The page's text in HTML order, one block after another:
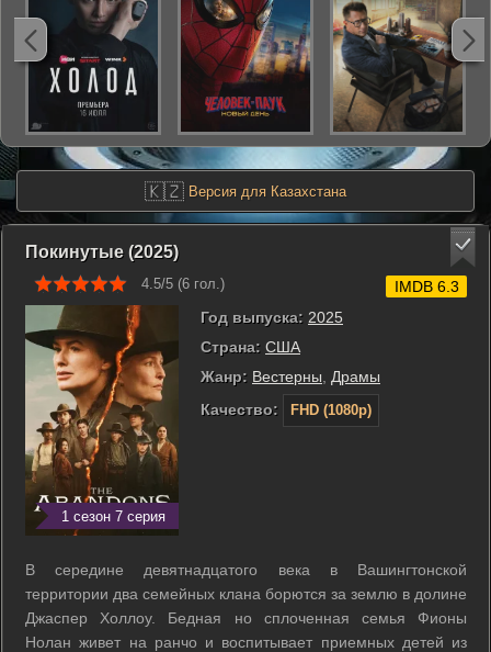
🇰🇿 Версия для Казахстана
Покинутые (2025)
4.5/5 (6 гол.)
1 сезон 7 серия
Год выпуска: 2025
Страна: США
Жанр: Вестерны
Драмы
Качество:
FHD (1080p)
IMDB 6.3
В середине девятнадцатого века в Вашингтонской
территории два семейных клана борются за землю в долине
Джаспер Холлоу. Бедная но сплоченная семья Фионы
Нолан живет на ранчо и воспитывает приемных детей из